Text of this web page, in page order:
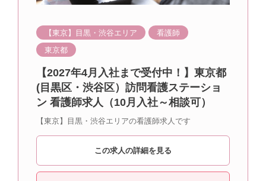
【東京】目黒・渋谷エリア
看護師
東京都
【2027年4月入社まで受付中！】東京都
(目黒区・渋谷区）訪問看護ステーショ
ン 看護師求人（10月入社～相談可）
【東京】目黒・渋谷エリアの看護師求人です
この求人の詳細を見る